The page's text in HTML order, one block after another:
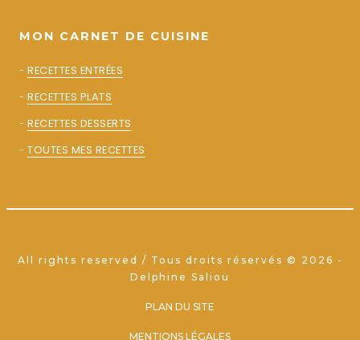
MON CARNET DE CUISINE
- RECETTES ENTRÉES
- RECETTES PLATS
- RECETTES DESSERTS
- TOUTES MES RECETTES
All rights reserved / Tous droits réservés © 2026 -
Delphine Saliou
PLAN DU SITE
MENTIONS LÉGALES